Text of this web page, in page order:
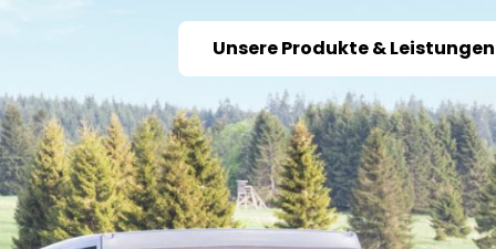
Unsere Produkte & Leistungen